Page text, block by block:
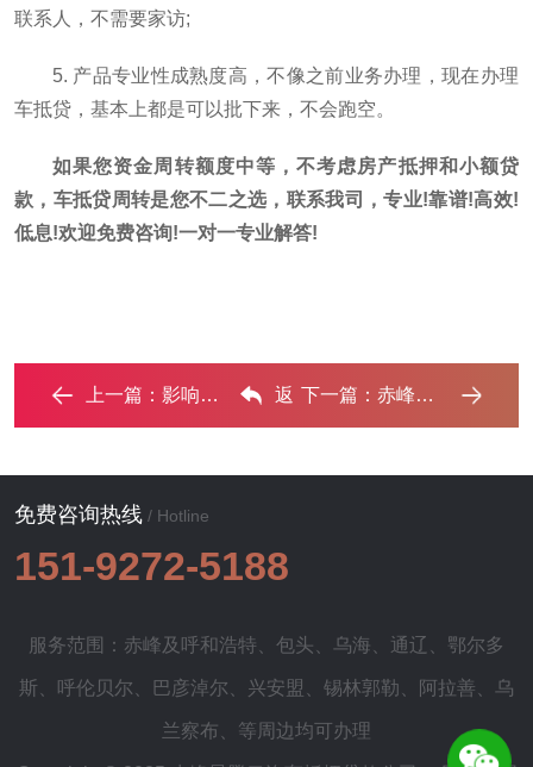
联系人，不需要家访;
5. 产品专业性成熟度高，不像之前业务办理，现在办理
车抵贷，基本上都是可以批下来，不会跑空。
如果您资金周转额度中等，不考虑房产抵押和小额贷
款，车抵贷周转是您不二之选，联系我司，专业!靠谱!高效!
低息!欢迎免费咨询!一对一专业解答!
上一篇： 影响汽车抵押贷款额度的因素有哪些?‌ 返 下一篇：赤峰汽车抵押贷款利息一般是多少？‌
免费咨询热线 / Hotline
151-9272-5188
服务范围：赤峰及 呼和浩特 包头 乌海 通辽 鄂尔多
斯 呼伦贝尔 巴彦淖尔 兴安盟 锡林郭勒 阿拉善 乌
兰察布 、等周边均可办理